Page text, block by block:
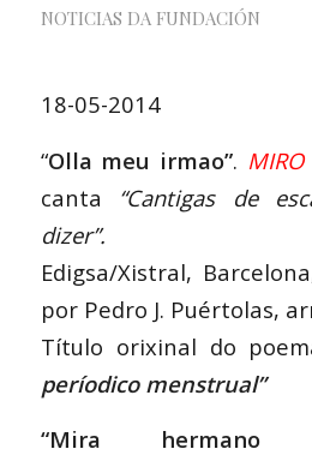
NOTICIAS DA FUNDACIÓN
18-05-2014
“Olla meu irmao”. MIRO
canta “Cantigas de
dizer”.
Edigsa/Xistral,
por Pedro J. Puértolas,
Título orixinal do
períodico menstrual”
“Mira hermano